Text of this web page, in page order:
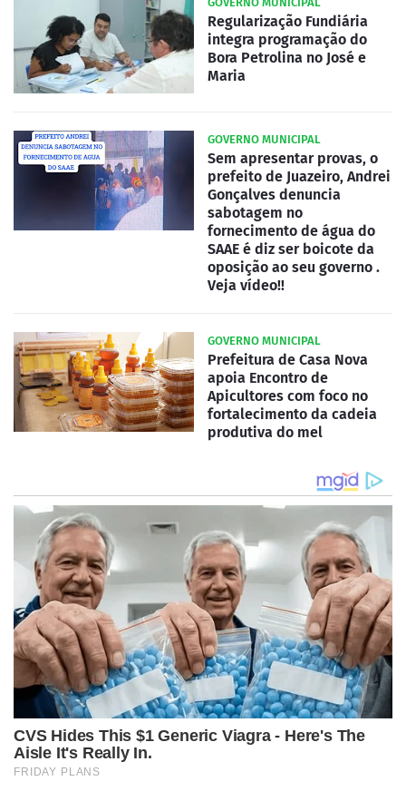
Regularização Fundiária
integra programação do
Bora Petrolina no José e
Maria
GOVERNO MUNICIPAL
Sem apresentar provas, o
prefeito de Juazeiro, Andrei
Gonçalves denuncia
sabotagem no
fornecimento de água do
SAAE é diz ser boicote da
oposição ao seu governo .
Veja vídeo!!
GOVERNO MUNICIPAL
Prefeitura de Casa Nova
apoia Encontro de
Apicultores com foco no
fortalecimento da cadeia
produtiva do mel